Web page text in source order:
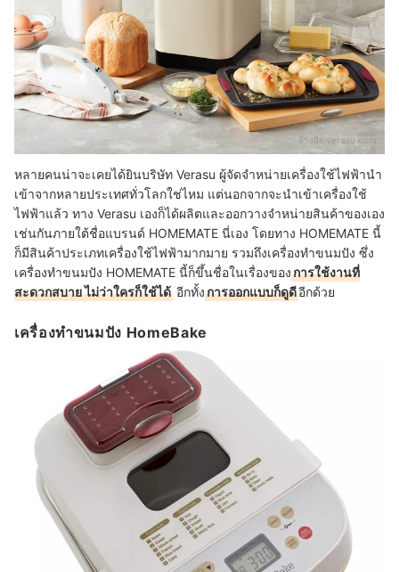
อ้างอิง:verasu.com
หลายคนน่าจะเคยได้ยินบริษัท Verasu ผู้จัดจำหน่ายเครื่องใช้ไฟฟ้านำ
เข้าจากหลายประเทศทั่วโลกใช่ไหม แต่นอกจากจะนำเข้าเครื่องใช้
ไฟฟ้าแล้ว ทาง Verasu เองก็ได้ผลิตและออกวางจำหน่ายสินค้าของเอง
เช่นกันภายใต้ชื่อแบรนด์ HOMEMATE นี่เอง โดยทาง HOMEMATE นี้
ก็มีสินค้าประเภทเครื่องใช้ไฟฟ้ามากมาย รวมถึงเครื่องทำขนมปัง ซึ่ง
เครื่องทำขนมปัง HOMEMATE นี้ก็ขึ้นชื่อในเรื่องของการใช้งานที่
สะดวกสบาย ไม่ว่าใครก็ใช้ได้ อีกทั้งการออกแบบก็ดูดีอีกด้วย
เครื่องทำขนมปัง HomeBake